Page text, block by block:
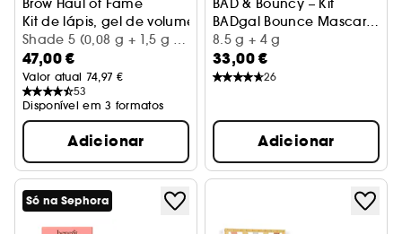
Brow Haul of Fame
Kit de lápis, gel de volume e gel de fixação de
Shade 5 (0,08 g + 1,5 g +
3,5 ml)
47,00 €
Valor atual 74,97 €
53
Disponível em 3 formatos
Adicionar
BAD & Bouncy – Kit
BADgal Bounce Mascara
com mini de oferta
8.5 g + 4 g
33,00 €
26
Adicionar
Só na Sephora